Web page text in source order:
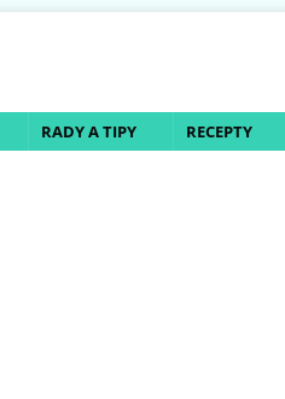
RADY A TIPY RECEPTY